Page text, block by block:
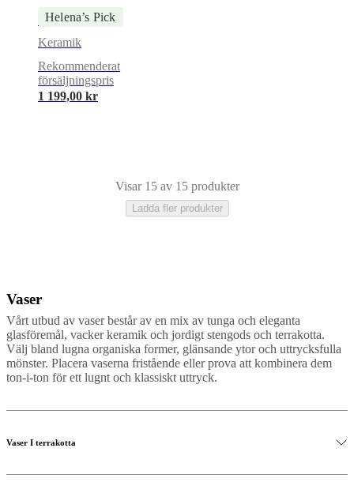
Helena’s Pick
Flora 6 vas
Keramik
Rekommenderat
försäljningspris
1 199,00 kr
Visar 15 av 15 produkter
Ladda fler produkter
Purpurfärgad
Vaser
Vårt utbud av vaser består av en mix av tunga och eleganta
glasföremål, vacker keramik och jordigt stengods och terrakotta.
Välj bland lugna organiska former, glänsande ytor och uttrycksfulla
mönster. Placera vaserna fristående eller prova att kombinera dem
ton-i-ton för ett lugnt och klassiskt uttryck.
Vaser I terrakotta